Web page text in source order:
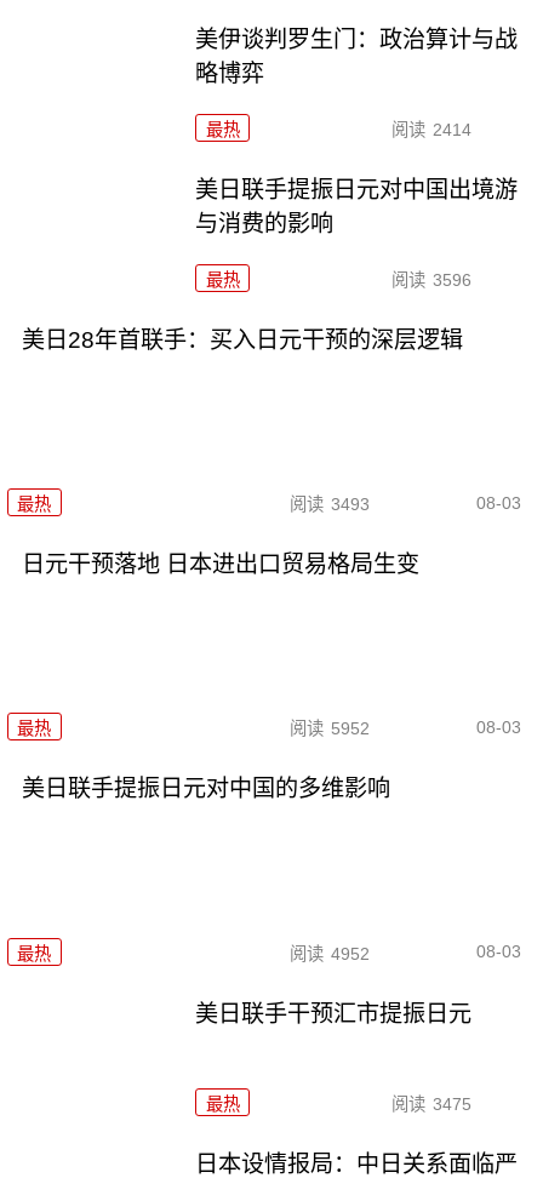
美伊谈判罗生门：政治算计与战
略博弈
最热 阅读 2414
美日联手提振日元对中国出境游
与消费的影响
最热 阅读 3596
美日28年首联手：买入日元干预的深层逻辑
最热 阅读 3493 08-03
日元干预落地 日本进出口贸易格局生变
最热 阅读 5952 08-03
美日联手提振日元对中国的多维影响
最热 阅读 4952 08-03
美日联手干预汇市提振日元
最热 阅读 3475
日本设情报局：中日关系面临严